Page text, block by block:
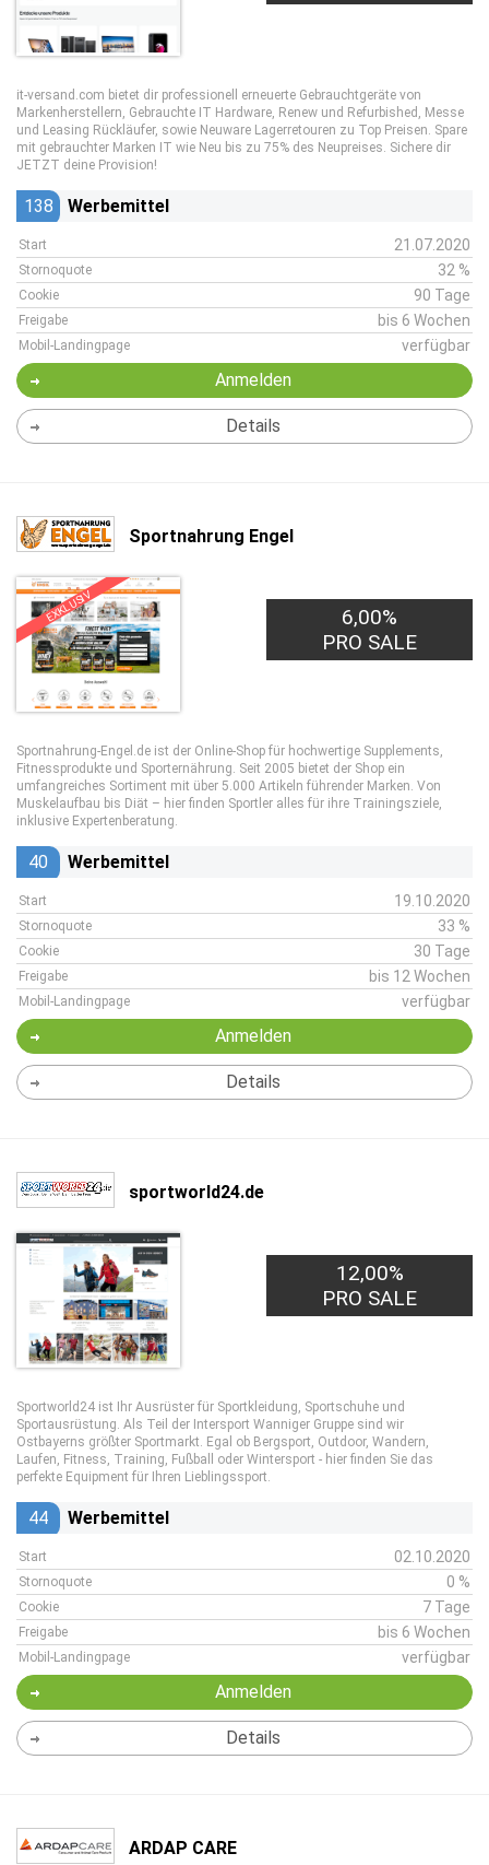
it-versand.com bietet dir professionell erneuerte Gebrauchtgeräte von
Markenherstellern, Gebrauchte IT Hardware, Renew und Refurbished, Messe
und Leasing Rückläufer, sowie Neuware Lagerretouren zu Top Preisen. Spare
mit gebrauchter Marken IT wie Neu bis zu 75% des Neupreises. Sichere dir
JETZT deine Provision!
138 Werbemittel
Start 21.07.2020
Stornoquote 32 %
Cookie 90 Tage
Freigabe bis 6 Wochen
Mobil-Landingpage verfügbar
Anmelden
Details
Sportnahrung Engel
EXKLUSIV
6,00%
PRO SALE
Sportnahrung-Engel.de ist der Online-Shop für hochwertige Supplements,
Fitnessprodukte und Sporternährung. Seit 2005 bietet der Shop ein
umfangreiches Sortiment mit über 5.000 Artikeln führender Marken. Von
Muskelaufbau bis Diät – hier finden Sportler alles für ihre Trainingsziele,
inklusive Expertenberatung.
40 Werbemittel
Start 19.10.2020
Stornoquote 33 %
Cookie 30 Tage
Freigabe bis 12 Wochen
Mobil-Landingpage verfügbar
Anmelden
Details
sportworld24.de
12,00%
PRO SALE
Sportworld24 ist Ihr Ausrüster für Sportkleidung, Sportschuhe und
Sportausrüstung. Als Teil der Intersport Wanniger Gruppe sind wir
Ostbayerns größter Sportmarkt. Egal ob Bergsport, Outdoor, Wandern,
Laufen, Fitness, Training, Fußball oder Wintersport - hier finden Sie das
perfekte Equipment für Ihren Lieblingssport.
44 Werbemittel
Start 02.10.2020
Stornoquote 0 %
Cookie 7 Tage
Freigabe bis 6 Wochen
Mobil-Landingpage verfügbar
Anmelden
Details
ARDAP CARE